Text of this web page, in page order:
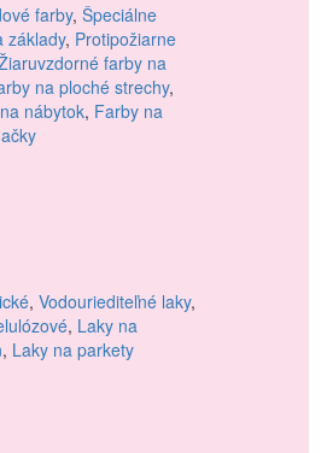
farby, Špeciálne
základy, Protipožiarne
farby na
na ploché strechy,
nábytok, Farby na
, Vodouriediteľné laky,
, Laky na
, Laky na parkety